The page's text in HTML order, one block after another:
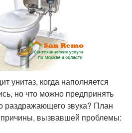
унитаз, когда наполняется
но что можно предпринять
раздражающего звука? План
причины, вызвавшей проблемы: